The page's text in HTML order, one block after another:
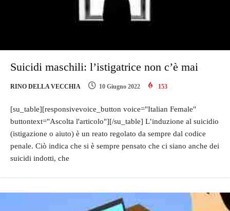
Suicidi maschili: l’istigatrice non c’è mai
RINO DELLA VECCHIA 10 Giugno 2022 153
[su_table][responsivevoice_button voice="Italian Female"
buttontext="Ascolta l'articolo"][/su_table] L’induzione al suicidio
(istigazione o aiuto) è un reato regolato da sempre dal codice
penale. Ciò indica che si è sempre pensato che ci siano anche dei
suicidi indotti, che